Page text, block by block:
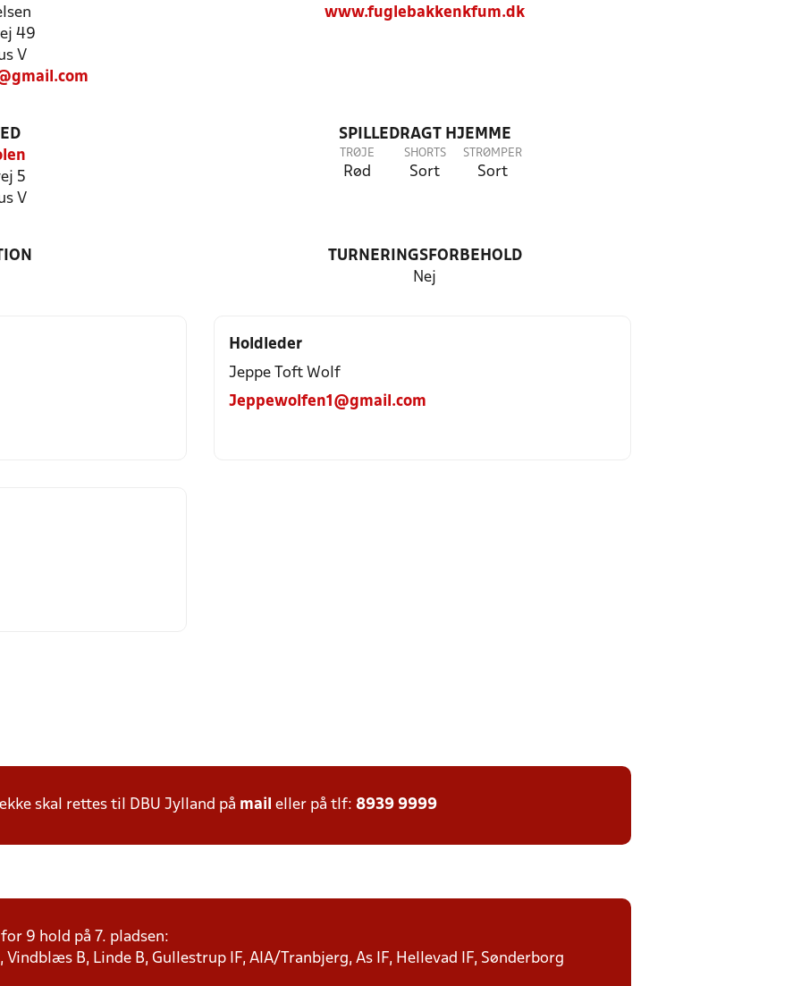
49
V
www.fuglebakkenkfum.dk
5
V
SPILLEDRAGT HJEMME
TRØJE
Rød
SHORTS
Sort
STRØMPER
Sort
TURNERINGSFORBEHOLD
Nej
Holdleder
Jeppe Toft Wolf
Jeppewolfen1@gmail.com
skal rettes til DBU Jylland på mail eller på tlf: 8939 9999
9 hold på 7. pladsen:
Vindblæs B, Linde B, Gullestrup IF, AIA/Tranbjerg, As IF, Hellevad IF, Sønderborg